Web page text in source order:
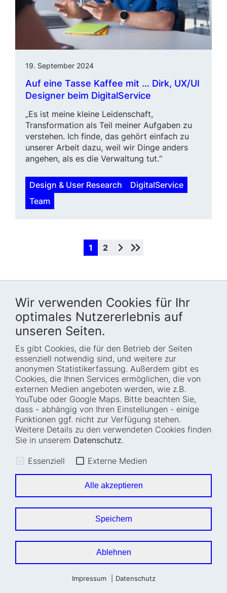
Wir verwenden Cookies für Ihr
optimales Nutzererlebnis auf
unseren Seiten.
Es gibt Cookies, die für den Betrieb der Seiten
essenziell notwendig sind, und weitere zur
anonymen Statistikerfassung. Außerdem gibt es
Cookies, die Ihnen Services ermöglichen, die von
externen Medien angeboten werden, wie z.B.
YouTube oder Google Maps. Bitte beachten Sie,
dass - abhängig von Ihren Einstellungen - einige
Funktionen ggf. nicht zur Verfügung stehen.
Weitere Details zu den verwendeten Cookies finden
Sie in unserem Datenschutz.
Essenziell Externe Medien
Alle akzeptieren
Speichern
Ablehnen
Impressum Datenschutz
19. September 2024
Auf eine Tasse Kaffee mit … Dirk, UX/UI
Designer beim DigitalService
„Es ist meine kleine Leidenschaft,
Transformation als Teil meiner Aufgaben zu
verstehen. Ich finde, das gehört einfach zu
unserer Arbeit dazu, weil wir Dinge anders
angehen, als es die Verwaltung tut.“
Design & User Research
DigitalService
Team
1 2
Startseite
Wer wir sind
Wie wir arbeiten
Projekte
Fellowships
Karriere
Blog
Presse
Termine
Barrierefreiheit
Transparenz
Glossar
Anfahrt und
Leichte Sprache
Erklärung zur
Barrierefreiheit
Impressum
Sitemap
Cookie-Einstellungen